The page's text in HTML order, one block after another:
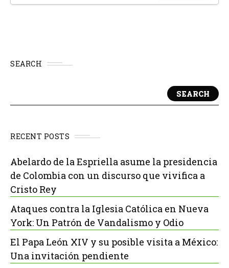
SEARCH
SEARCH
RECENT POSTS
Abelardo de la Espriella asume la presidencia
de Colombia con un discurso que vivifica a
Cristo Rey
Ataques contra la Iglesia Católica en Nueva
York: Un Patrón de Vandalismo y Odio
El Papa León XIV y su posible visita a México:
Una invitación pendiente